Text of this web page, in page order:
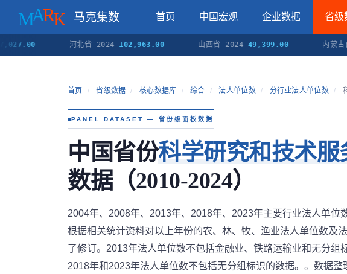
马克集数 首页 中国宏观 企业数据 省级
河北省 2024102,963.00 山西省 202449,399.00 内蒙古自治区
首页 / 省级数据 / 核心数据库 / 综合 / 法人单位数 / 分行业法人单位数 /
PANEL DATASET — 省份级面板数据
中国省份科学研究和技术
数据（2010-2024）
2004年、2008年、2013年、2018年、2023年主要行业法人单位
根据相关统计资料对以上年份的农、林、牧、渔业法人单位数及
了修订。2013年法人单位数不包括金融业、铁路运输业和无分组
2018年和2023年法人单位数不包括无分组标识的数据。。数据整